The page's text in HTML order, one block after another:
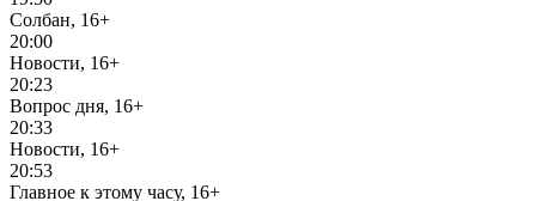
Солбан, 16+
20:00
Новости, 16+
20:23
Вопрос дня, 16+
20:33
Новости, 16+
20:53
Главное к этому часу, 16+